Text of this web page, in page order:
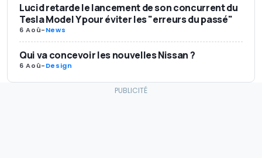
Lucid retarde le lancement de son concurrent du
Tesla Model Y pour éviter les "erreurs du passé"
6 Aoû-News
Qui va concevoir les nouvelles Nissan ?
6 Aoû-Design